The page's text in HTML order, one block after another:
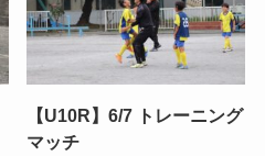
【U10R】6/7 トレーニング
マッチ